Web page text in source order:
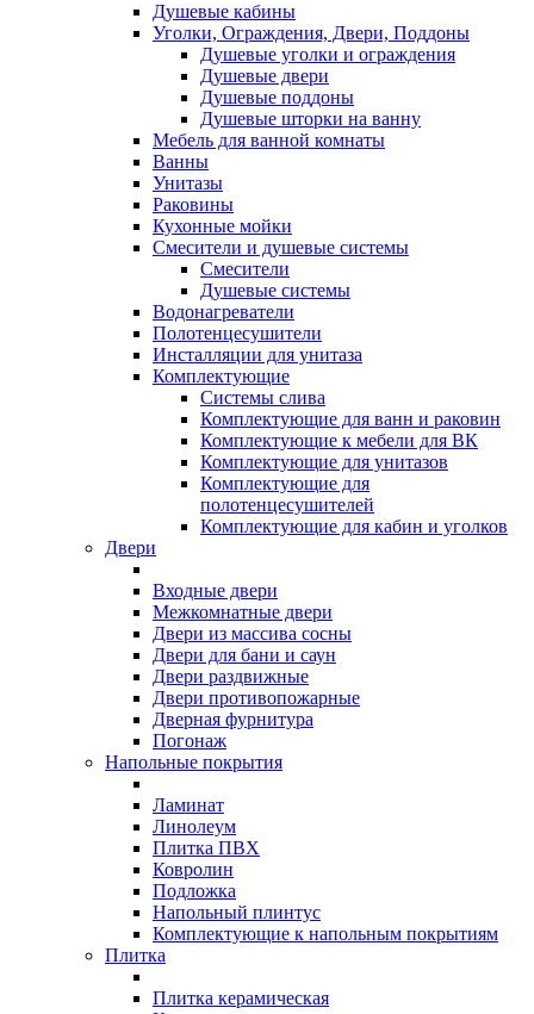
Душевые кабины
Уголки, Ограждения, Двери, Поддоны
Душевые уголки и ограждения
Душевые двери
Душевые поддоны
Душевые шторки на ванну
Мебель для ванной комнаты
Ванны
Унитазы
Раковины
Кухонные мойки
Смесители и душевые системы
Смесители
Душевые системы
Водонагреватели
Полотенцесушители
Инсталляции для унитаза
Комплектующие
Системы слива
Комплектующие для ванн и раковин
Комплектующие к мебели для ВК
Комплектующие для унитазов
Комплектующие для
полотенцесушителей
Комплектующие для кабин и уголков
Двери
Входные двери
Межкомнатные двери
Двери из массива сосны
Двери для бани и саун
Двери раздвижные
Двери противопожарные
Дверная фурнитура
Погонаж
Напольные покрытия
Ламинат
Линолеум
Плитка ПВХ
Ковролин
Подложка
Напольный плинтус
Комплектующие к напольным покрытиям
Плитка
Плитка керамическая